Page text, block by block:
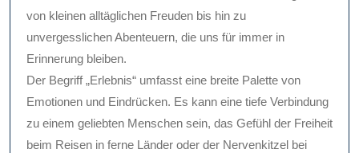
von kleinen alltäglichen Freuden bis hin zu
unvergesslichen Abenteuern, die uns für immer in
Erinnerung bleiben.
Der Begriff „Erlebnis“ umfasst eine breite Palette von
Emotionen und Eindrücken. Es kann eine tiefe Verbindung
zu einem geliebten Menschen sein, das Gefühl der Freiheit
beim Reisen in ferne Länder oder der Nervenkitzel bei